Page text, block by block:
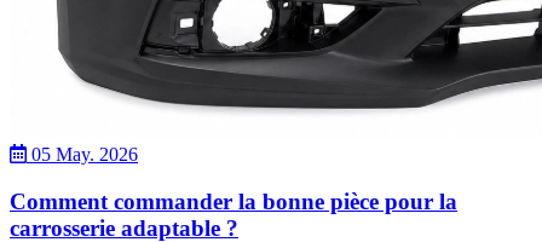
05 May. 2026
Comment commander la bonne pièce pour la
carrosserie adaptable ?